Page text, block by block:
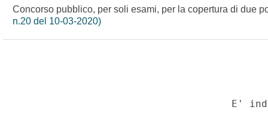
Concorso pubblico, per soli esami, per la copertura di due
n.20 del 10-03-2020)